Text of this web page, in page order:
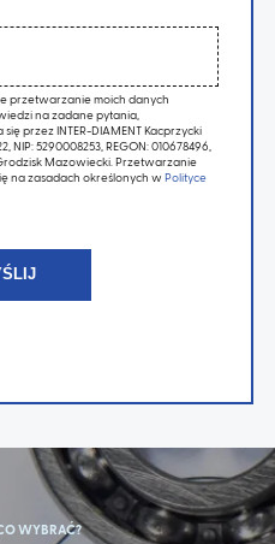
przetwarzanie moich danych
na zadane pytania,
przez INTER-DIAMENT Kacprzycki
NIP: 5290008253, REGON: 010678496,
Mazowiecki. Przetwarzanie
na zasadach określonych w Polityce
WYBRAĆ?